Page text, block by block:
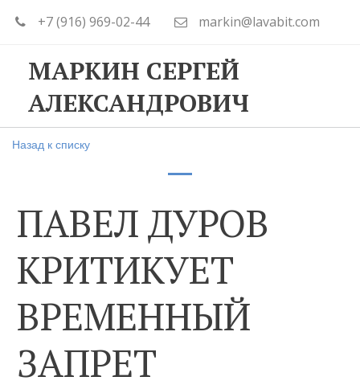
+7 (916) 969-02-44 markin@lavabit.com
МАРКИН СЕРГЕЙ
АЛЕКСАНДРОВИЧ
Назад к списку
ПАВЕЛ ДУРОВ
КРИТИКУЕТ
ВРЕМЕННЫЙ
ЗАПРЕТ